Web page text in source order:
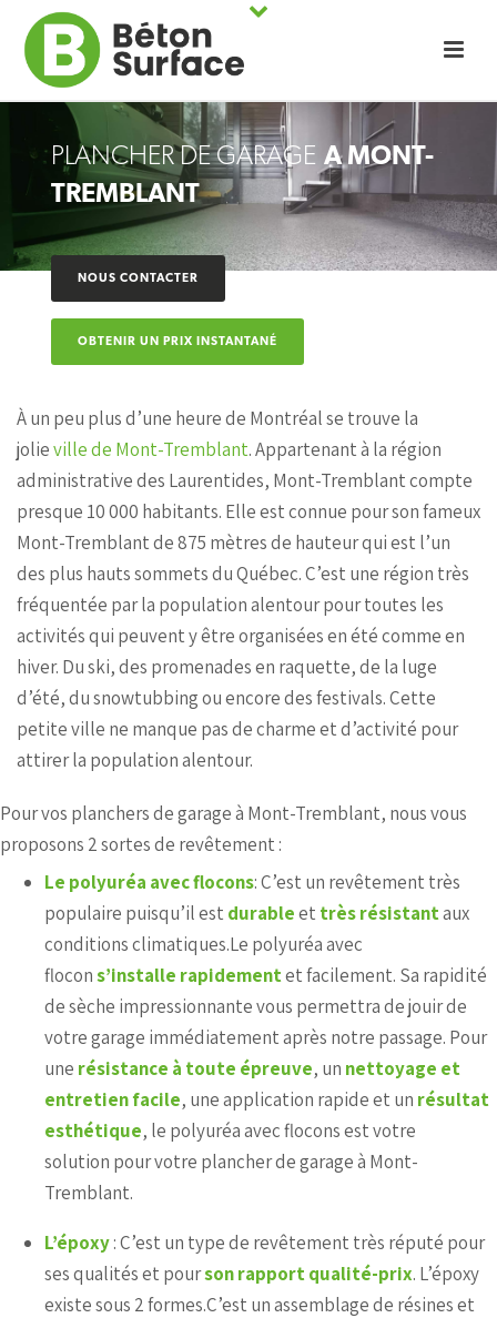
PLANCHER DE GARAGE À MONT-
TREMBLANT
NOUS CONTACTER
OBTENIR UN PRIX INSTANTANÉ
À un peu plus d’une heure de Montréal se trouve la
jolieville de Mont-Tremblant. Appartenant à la région
administrative des Laurentides, Mont-Tremblant compte
presque 10 000 habitants. Elle est connue pour son fameux
Mont-Tremblant de 875 mètres de hauteur qui est l’un
des plus hauts sommets du Québec. C’est une région très
fréquentée par la population alentour pour toutes les
activités qui peuvent y être organisées en été comme en
hiver. Du ski, des promenades en raquette, de la luge
d’été, du snowtubbing ou encore des festivals. Cette
petite ville ne manque pas de charme et d’activité pour
attirer la population alentour.
Pour vos planchers de garage à Mont-Tremblant, nous vous
proposons 2 sortes de revêtement :
Le polyuréa avec flocons: C’est un revêtement très
populaire puisqu’il est durableet très résistantaux
conditions climatiques.Le polyuréa avec
flocons’installe rapidementet facilement. Sa rapidité
de sèche impressionnante vous permettra de jouir de
votre garage immédiatement après notre passage. Pour
une résistance à toute épreuve, un nettoyage et
entretien facile, une application rapide et un résultat
esthétique, le polyuréa avec flocons est votre
solution pour votre plancher de garage à Mont-
Tremblant.
L’époxy: C’est un type de revêtement très réputé pour
ses qualités et pourson rapport qualité-prix. L’époxy
existe sous 2 formes.C’est un assemblage de résines et